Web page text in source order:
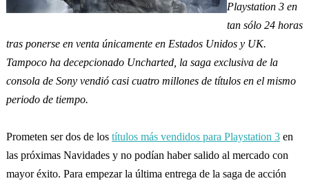
Playstation 3 en
tan sólo 24 horas
tras ponerse en venta únicamente en Estados Unidos y UK.
Tampoco ha decepcionado Uncharted, la saga exclusiva de la
consola de Sony vendió casi cuatro millones de títulos en el mismo
periodo de tiempo.
Prometen ser dos de los títulos más vendidos para Playstation 3en
las próximas Navidades y no podían haber salido al mercado con
mayor éxito. Para empezar la última entrega de la saga de acción